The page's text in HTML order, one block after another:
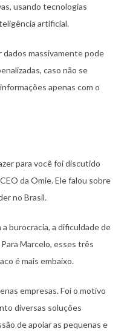
usando tecnologias
artificial.
massivamente pode
caso não se
apenas com o
para você foi discutido
da Omie. Ele falou sobre
no Brasil.
burocracia, a dificuldade de
Marcelo, esses três
é mais embaixo.
empresas. Foi o motivo
diversas soluções
de apoiar as pequenas e